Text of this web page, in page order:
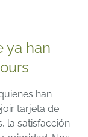
ya han
han
tarjeta de
la satisfacción